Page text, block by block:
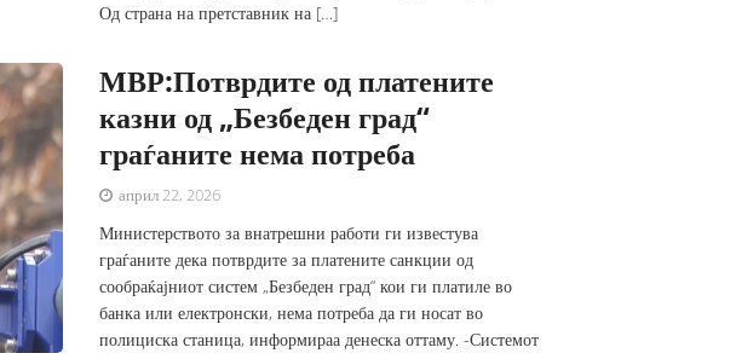
Од страна на претставник на […]
МВР:Потврдите од платените
казни од „Безбеден град“
граѓаните нема потреба
април 22, 2026
Министерството за внатрешни работи ги известува
граѓаните дека потврдите за платените санкции од
сообраќајниот систем „Безбеден град“ кои ги платиле во
банка или електронски, нема потреба да ги носат во
полициска станица, информираа денеска оттаму. -Системот